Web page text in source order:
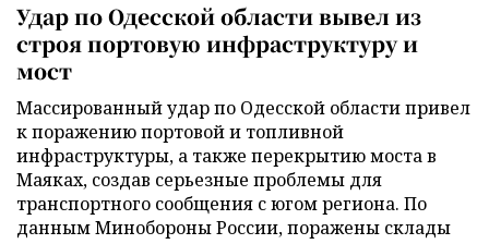
Удар по Одесской области вывел из
строя портовую инфраструктуру и
мост
Массированный удар по Одесской области привел
к поражению портовой и топливной
инфраструктуры, а также перекрытию моста в
Маяках, создав серьезные проблемы для
транспортного сообщения с югом региона. По
данным Минобороны России, поражены склады